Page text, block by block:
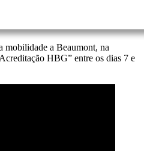
mobilidade a Beaumont, na
HBG” entre os dias 7 e